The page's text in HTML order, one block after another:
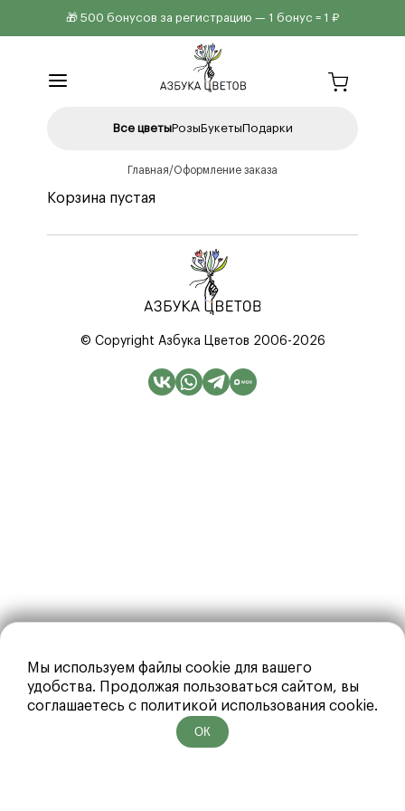
🎁 500 бонусов за регистрацию — 1 бонус = 1 ₽
Все цветыРозыБукетыПодарки
Главная Оформление заказа
Корзина пустая
© Copyright Азбука Цветов 2006-2026
Мы используем файлы cookie для вашего
удобства. Продолжая пользоваться сайтом, вы
соглашаетесь с политикой использования cookie.
ОК